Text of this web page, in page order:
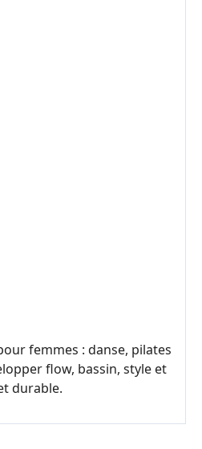
femmes : danse, pilates
flow, bassin, style et
durable.